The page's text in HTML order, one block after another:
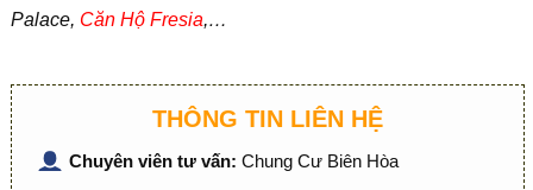
Palace, Căn Hộ Fresia,…
THÔNG TIN LIÊN HỆ
Chuyên viên tư vấn: Chung Cư Biên Hòa